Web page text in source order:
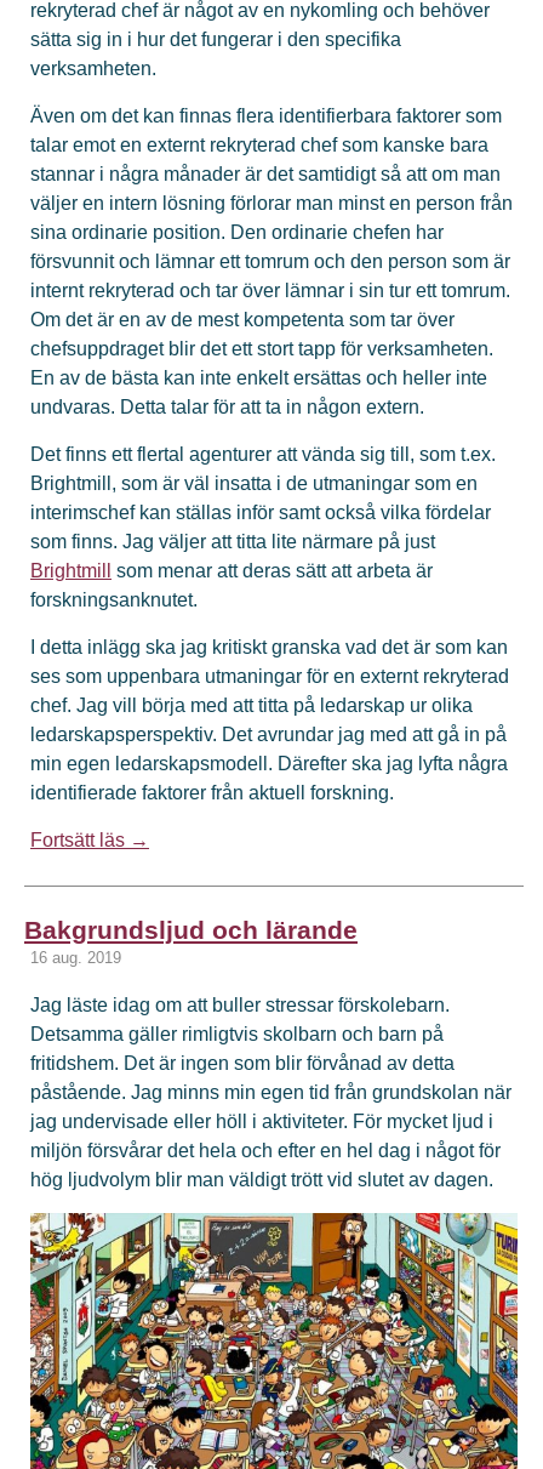
rekryterad chef är något av en nykomling och behöver
sätta sig in i hur det fungerar i den specifika
verksamheten.
Även om det kan finnas flera identifierbara faktorer som
talar emot en externt rekryterad chef som kanske bara
stannar i några månader är det samtidigt så att om man
väljer en intern lösning förlorar man minst en person från
sina ordinarie position. Den ordinarie chefen har
försvunnit och lämnar ett tomrum och den person som är
internt rekryterad och tar över lämnar i sin tur ett tomrum.
Om det är en av de mest kompetenta som tar över
chefsuppdraget blir det ett stort tapp för verksamheten.
En av de bästa kan inte enkelt ersättas och heller inte
undvaras. Detta talar för att ta in någon extern.
Det finns ett flertal agenturer att vända sig till, som t.ex.
Brightmill, som är väl insatta i de utmaningar som en
interimschef kan ställas inför samt också vilka fördelar
som finns. Jag väljer att titta lite närmare på just
Brightmill
som menar att deras sätt att arbeta är
forskningsanknutet.
I detta inlägg ska jag kritiskt granska vad det är som kan
ses som uppenbara utmaningar för en externt rekryterad
chef. Jag vill börja med att titta på ledarskap ur olika
ledarskapsperspektiv. Det avrundar jag med att gå in på
min egen ledarskapsmodell. Därefter ska jag lyfta några
identifierade faktorer från aktuell forskning.
Fortsätt läs →
Bakgrundsljud och lärande
16 aug. 2019
Jag läste idag om att buller stressar förskolebarn.
Detsamma gäller rimligtvis skolbarn och barn på
fritidshem. Det är ingen som blir förvånad av detta
påstående. Jag minns min egen tid från grundskolan när
jag undervisade eller höll i aktiviteter. För mycket ljud i
miljön försvårar det hela och efter en hel dag i något för
hög ljudvolym blir man väldigt trött vid slutet av dagen.